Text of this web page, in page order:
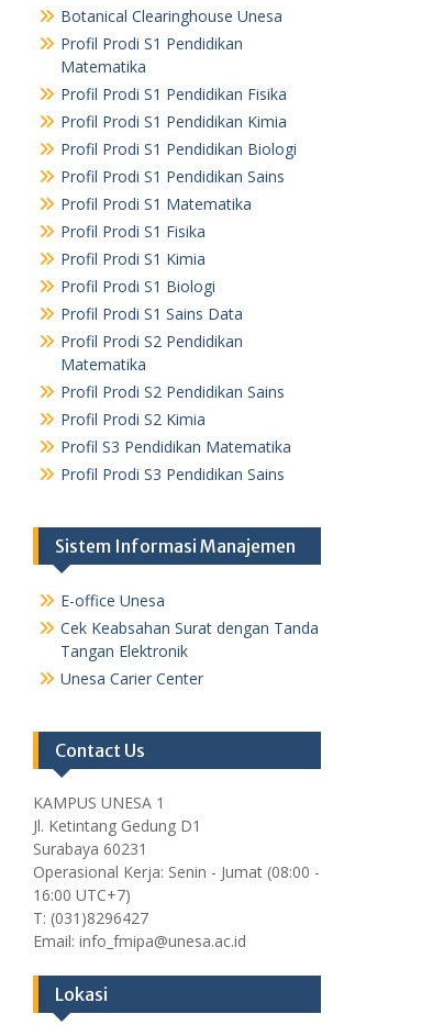
Botanical Clearinghouse Unesa
Profil Prodi S1 Pendidikan
Matematika
Profil Prodi S1 Pendidikan Fisika
Profil Prodi S1 Pendidikan Kimia
Profil Prodi S1 Pendidikan Biologi
Profil Prodi S1 Pendidikan Sains
Profil Prodi S1 Matematika
Profil Prodi S1 Fisika
Profil Prodi S1 Kimia
Profil Prodi S1 Biologi
Profil Prodi S1 Sains Data
Profil Prodi S2 Pendidikan
Matematika
Profil Prodi S2 Pendidikan Sains
Profil Prodi S2 Kimia
Profil S3 Pendidikan Matematika
Profil Prodi S3 Pendidikan Sains
Sistem Informasi Manajemen
E-office Unesa
Cek Keabsahan Surat dengan Tanda
Tangan Elektronik
Unesa Carier Center
Contact Us
KAMPUS UNESA 1
Jl. Ketintang Gedung D1
Surabaya 60231
Operasional Kerja: Senin - Jumat (08:00 -
16:00 UTC+7)
T: (031)8296427
Email: info_fmipa@unesa.ac.id
Lokasi